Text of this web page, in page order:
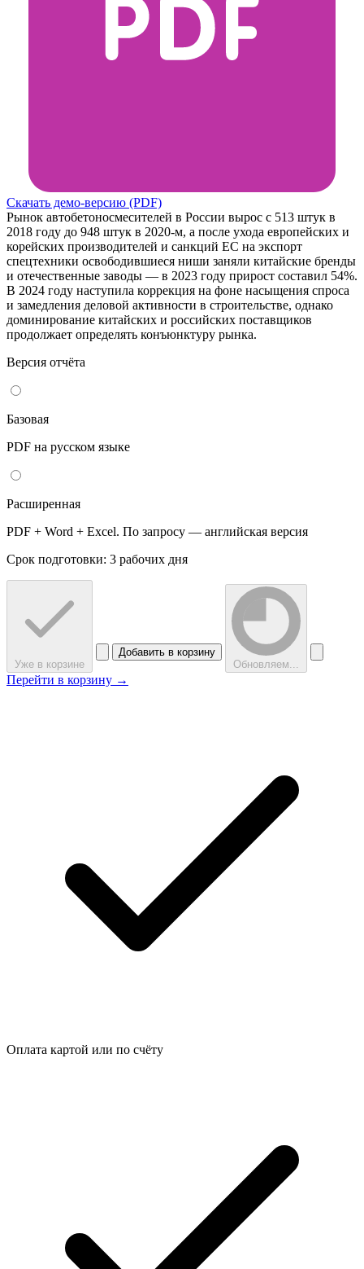
Скачать демо-версию (PDF)
Рынок автобетоносмесителей в России вырос с 513 штук в
2018 году до 948 штук в 2020-м, а после ухода европейских и
корейских производителей и санкций ЕС на экспорт
спецтехники освободившиеся ниши заняли китайские бренды
и отечественные заводы — в 2023 году прирост составил 54%.
В 2024 году наступила коррекция на фоне насыщения спроса
и замедления деловой активности в строительстве, однако
доминирование китайских и российских поставщиков
продолжает определять конъюнктуру рынка.
Версия отчёта
Базовая
PDF на русском языке
Расширенная
PDF + Word + Excel. По запросу — английская версия
Срок подготовки: 3 рабочих дня
Уже в корзине
Добавить в корзину
Обновляем...
Перейти в корзину →
Оплата картой или по счёту